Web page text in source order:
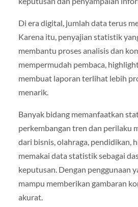
Di era digital, jumlah data terus
Karena itu, penyajian statistik
membantu proses analisis dan
mempermudah pembaca,
membuat laporan terlihat lebih
menarik.
Banyak bidang memanfaatkan
perkembangan tren dan perilaku
dari bisnis, olahraga, pendidikan,
memakai data statistik sebagai
keputusan. Dengan penggunaan
mampu memberikan gambaran
akurat.